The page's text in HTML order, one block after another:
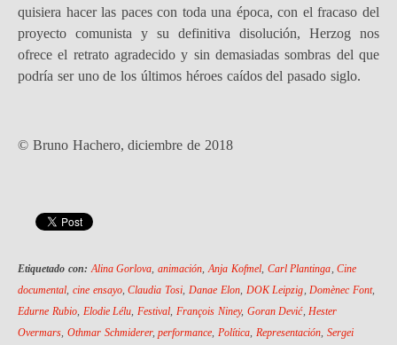
quisiera hacer las paces con toda una época, con el fracaso del
proyecto comunista y su definitiva disolución, Herzog nos
ofrece el retrato agradecido y sin demasiadas sombras del que
podría ser uno de los últimos héroes caídos del pasado siglo.
© Bruno Hachero, diciembre de 2018
Etiquetado con: Alina Gorlova,animación,Anja Kofmel, Carl Plantinga,Cine
documental, cine ensayo,Claudia Tosi,Danae Elon, DOK Leipzig,Domènec Font,
Edurne Rubio, Elodie Lélu,Festival,François Niney, Goran Dević,Hester
Overmars, Othmar Schmiderer,performance,Política,Representación, Sergei